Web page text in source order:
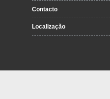
Contacto
Localização